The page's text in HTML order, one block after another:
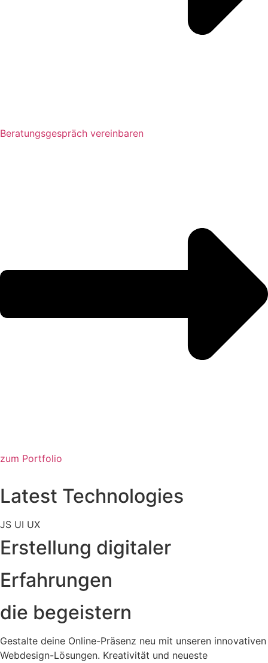
Beratungsgespräch vereinbaren
zum Portfolio
Latest Technologies
JS UI UX
Erstellung digitaler
Erfahrungen
die begeistern
Gestalte deine Online-Präsenz neu mit unseren innovativen
Webdesign-Lösungen. Kreativität und neueste